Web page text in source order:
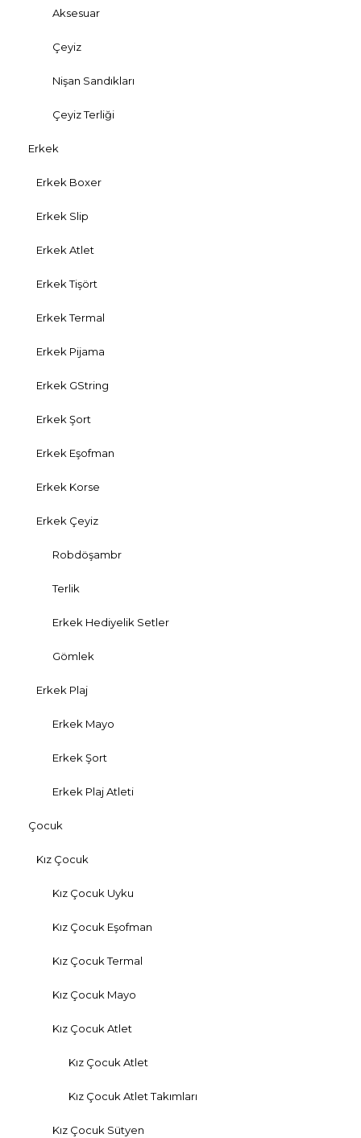
Aksesuar
Çeyiz
Nişan Sandıkları
Çeyiz Terliği
Erkek
Erkek Boxer
Erkek Slip
Erkek Atlet
Erkek Tişört
Erkek Termal
Erkek Pijama
Erkek GString
Erkek Şort
Erkek Eşofman
Erkek Korse
Erkek Çeyiz
Robdöşambr
Terlik
Erkek Hediyelik Setler
Gömlek
Erkek Plaj
Erkek Mayo
Erkek Şort
Erkek Plaj Atleti
Çocuk
Kız Çocuk
Kız Çocuk Uyku
Kız Çocuk Eşofman
Kız Çocuk Termal
Kız Çocuk Mayo
Kız Çocuk Atlet
Kız Çocuk Atlet
Kız Çocuk Atlet Takımları
Kız Çocuk Sütyen